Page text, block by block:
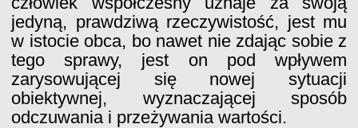
jedyną, prawdziwą rzeczywistość, jest mu
w istocie obca, bo nawet nie zdając sobie z
tego sprawy, jest on pod wpływem
zarysowującej się nowej sytuacji
obiektywnej, wyznaczającej sposób
odczuwania i przeżywania wartości.